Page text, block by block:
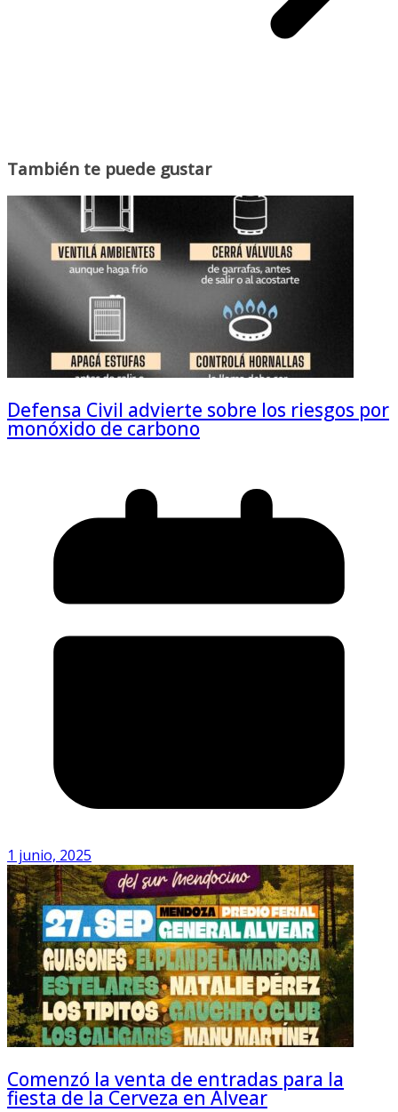
También te puede gustar
Defensa Civil advierte sobre los riesgos por
monóxido de carbono
1 junio, 2025
Comenzó la venta de entradas para la
fiesta de la Cerveza en Alvear